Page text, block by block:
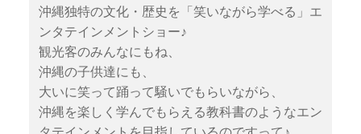
沖縄独特の文化・歴史を「笑いながら学べる」エ
ンタテインメントショー♪
観光客のみんなにもね、
沖縄の子供達にも、
大いに笑って踊って騒いでもらいながら、
沖縄を楽しく学んでもらえる教科書のようなエン